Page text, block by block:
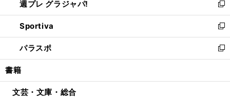
く
で
開
く
ィ
ン
ド
ウ
で
開
い
ウ
ィ
ン
ド
ウ
開
週プレ グラジャパ!
新
し
い
ウ
ィ
ン
ウ
Sportiva
新
し
い
ウ
ン
パラスポ
新
し
ウ
書籍
文芸・文庫・総合